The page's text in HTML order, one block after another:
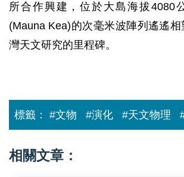
所合作興建，位於大島海拔4080
(Mauna Kea)的次毫米波陣列遙遙
灣天文研究的里程碑。
標籤： #文物 #演化 #天文物理
相關文章：